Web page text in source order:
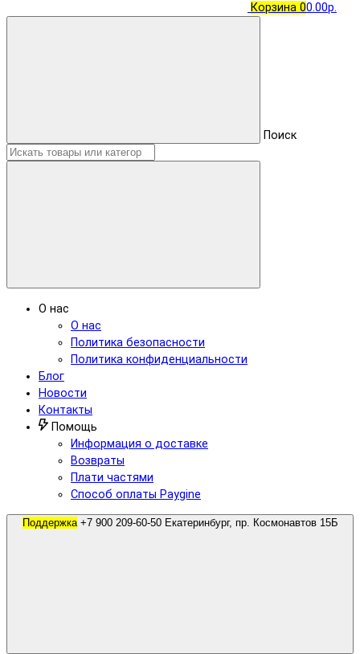
Корзина 00.00р.
Поиск
О нас
О нас
Политика безопасности
Политика конфиденциальности
Блог
Новости
Контакты
Помощь
Информация о доставке
Возвраты
Плати частями
Способ оплаты Paygine
Поддержка